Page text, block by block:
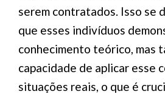
serem contratados. Isso se
que esses indivíduos
conhecimento teórico, mas
capacidade de aplicar esse
situações reais, o que é